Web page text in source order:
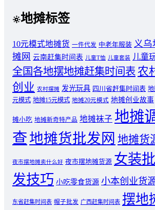
地摊标签
10元模式地摊货 一件代发 中老年服装 义乌
摊网 云南赶集时间表 儿童T恤 儿童套装 儿童
全国各地摆地摊赶集时间表 农
创业 农村摆摊 发光玩具 四川省赶集时间表 地
元模式 地摊15元模式 地摊20元模式 地摊创业故事
摊小吃 地摊新奇特产品 地摊袜子 地摊
查地摊货批发网 地摊货
夜市摆地摊卖什么好 夜市摆地摊货源 女装批
发技巧 小吃零食货源 小本创业货
东省赶集时间表 帽子批发 广西赶集时间表 摆地